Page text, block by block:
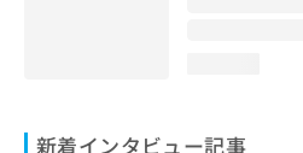
新着インタビュー記事